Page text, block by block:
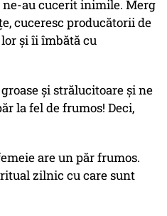
au cucerit inimile. Merg
cuceresc producătorii de
și îi îmbătă cu
și strălucitoare și ne
la fel de frumos! Deci,
are un păr frumos.
zilnic cu care sunt